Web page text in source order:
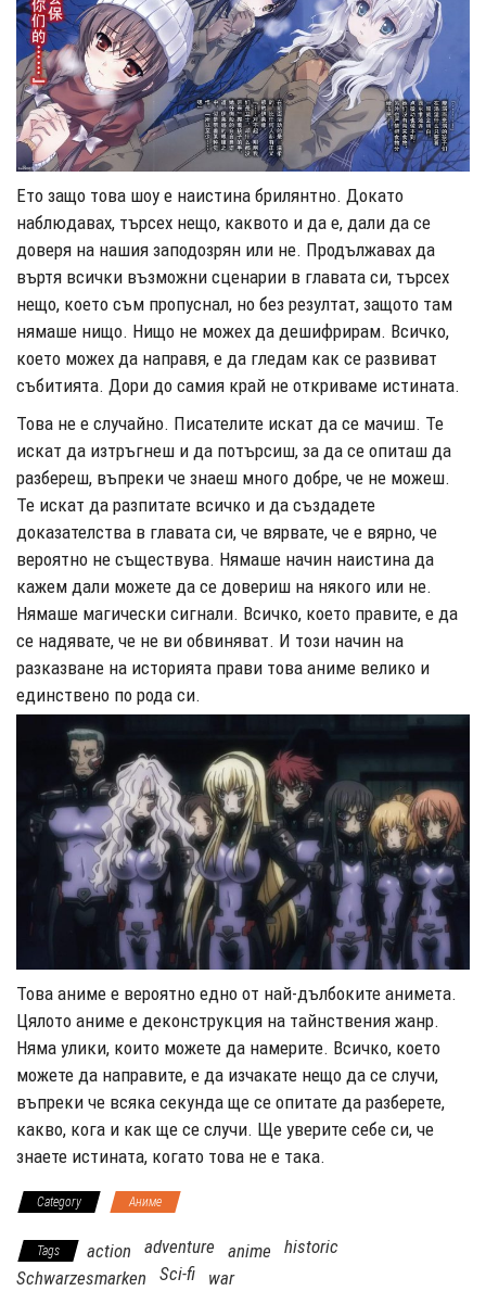
Ето защо това шоу е наистина брилянтно. Докато
наблюдавах, търсех нещо, каквото и да е, дали да се
доверя на нашия заподозрян или не. Продължавах да
въртя всички възможни сценарии в главата си, търсех
нещо, което съм пропуснал, но без резултат, защото там
нямаше нищо. Нищо не можех да дешифрирам. Всичко,
което можех да направя, е да гледам как се развиват
събитията. Дори до самия край не откриваме истината.
Това не е случайно. Писателите искат да се мачиш. Те
искат да изтръгнеш и да потърсиш, за да се опиташ да
разбереш, въпреки че знаеш много добре, че не можеш.
Те искат да разпитате всичко и да създадете
доказателства в главата си, че вярвате, че е вярно, че
вероятно не съществува. Нямаше начин наистина да
кажем дали можете да се довериш на някого или не.
Нямаше магически сигнали. Всичко, което правите, е да
се надявате, че не ви обвиняват. И този начин на
разказване на историята прави това аниме велико и
единствено по рода си.
Това аниме е вероятно едно от най-дълбоките анимета.
Цялото аниме е деконструкция на тайнствения жанр.
Няма улики, които можете да намерите. Всичко, което
можете да направите, е да изчакате нещо да се случи,
въпреки че всяка секунда ще се опитате да разберете,
какво, кога и как ще се случи. Ще уверите себе си, че
знаете истината, когато това не е така.
Category Аниме
Tags action adventure anime
historic
Schwarzesmarken
Sci-fi war